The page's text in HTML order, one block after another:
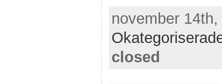
november
closed